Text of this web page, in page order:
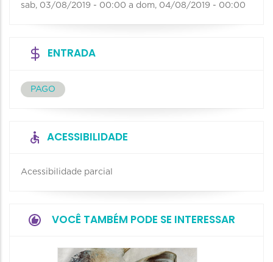
sab, 03/08/2019 - 00:00 a dom, 04/08/2019 - 00:00
ENTRADA
PAGO
ACESSIBILIDADE
Acessibilidade parcial
VOCÊ TAMBÉM PODE SE INTERESSAR